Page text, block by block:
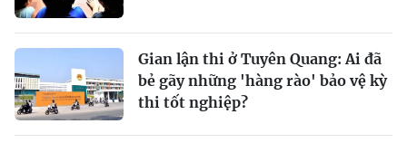
Gian lận thi ở Tuyên Quang: Ai đã
bẻ gãy những 'hàng rào' bảo vệ kỳ
thi tốt nghiệp?